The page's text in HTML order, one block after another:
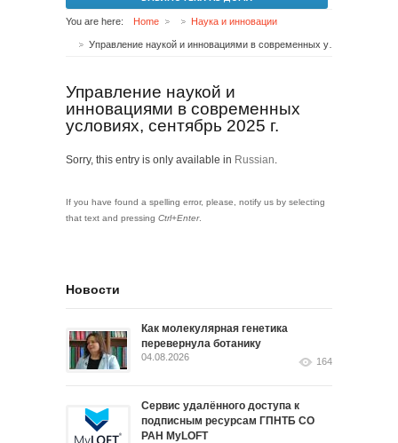
You are here: Home Наука и инновации
Управление наукой и
инновациями в современных
условиях, сентябрь 2025 г.
Sorry, this entry is only available in Russian.
If you have found a spelling error, please, notify us by selecting
that text and pressing Ctrl+Enter.
Новости
Как молекулярная генетика
перевернула ботанику
04.08.2026 164
Сервис удалённого доступа к
подписным ресурсам ГПНТБ СО
РАН MyLOFT